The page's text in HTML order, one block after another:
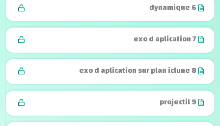
dynamique 6
exo d aplication 7
exo d aplication sur plan iclune 8
projectil 9